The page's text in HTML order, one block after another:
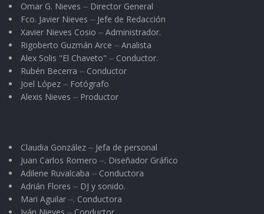
Omar G. Nieves ⏤ Director General
Fco. Javier Nieves ⏤ Jefe de Redacción
Xavier Nieves Cosio ⏤ Administrador.
Rigoberto Guzmán Arce ⏤ Analista
Alex Solis "El Chaveto" ⏤ Conductor.
Rubén Becerra ⏤ Conductor
Joel López ⏤ Fotógrafo
Alexis Nieves ⏤ Productor
Claudia González ⏤ Jefa de personal
Juan Carlos Romero ⏤. Diseñador Gráfico
Adilene Ruvalcaba ⏤ Conductora
Adrián Flores ⏤ DJ y sonido.
Mari Aguilar ⏤. Conductora